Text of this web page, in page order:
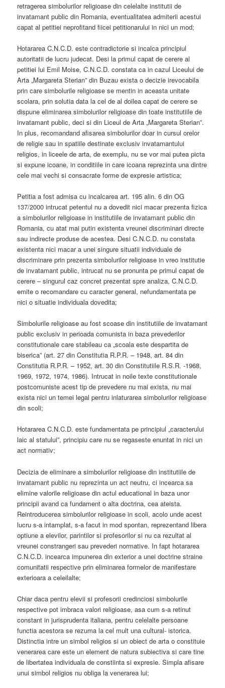
retragerea simbolurilor religioase din celelalte institutii de
invatamant public din Romania, eventualitatea admiterii acestui
capat al petitiei neprofitand fiicei petitionarului in nici un mod;
Hotararea C.N.C.D. este contradictorie si incalca principiul
autoritatii de lucru judecat. Desi la primul capat de cerere al
petitiei lui Emil Moise, C.N.C.D. constata ca in cazul Liceului de
Arta „Margareta Sterian” din Buzau exista o decizie irevocabila
prin care simbolurile religioase se mentin in aceasta unitate
scolara, prin solutia data la cel de al doilea capat de cerere se
dispune eliminarea simbolurilor religioase din toate institutiile de
invatamant public, deci si din Liceul de Arta „Margareta Sterian”.
In plus, recomandand afisarea simbolurilor doar in cursul orelor
de religie sau in spatiile destinate exclusiv invatamantului
religios, in liceele de arta, de exemplu, nu se vor mai putea picta
si expune icoane, in conditiile in care icoana reprezinta una dintre
cele mai vechi si consacrate forme de expresie artistica;
Petitia a fost admisa cu incalcarea art. 195 alin. 6 din OG
137/2000 intrucat petentul nu a dovedit nici macar prezenta fizica
a simbolurilor religioase in institutiile de invatamant public din
Romania, cu atat mai putin existenta vreunei discriminari directe
sau indirecte produse de acestea. Desi C.N.C.D. nu constata
existenta nici macar a unei singure situatii individuale de
discriminare prin prezenta simbolurilor religioase in vreo institutie
de invatamant public, intrucat nu se pronunta pe primul capat de
cerere – singurul caz concret prezentat spre analiza, C.N.C.D.
emite o recomandare cu caracter general, nefundamentata pe
nici o situatie individuala dovedita;
Simbolurile religioase au fost scoase din institutiile de invatamant
public exclusiv in perioada comunista in baza prevederilor
constitutionale care stabileau ca „scoala este despartita de
biserica” (art. 27 din Constitutia R.P.R. – 1948, art. 84 din
Constitutia R.P.R. – 1952, art. 30 din Constitutiile R.S.R. -1968,
1969, 1972, 1974, 1986). Intrucat in noile texte constitutionale
postcomuniste acest tip de prevedere nu mai exista, nu mai
exista nici un temei legal pentru inlaturarea simbolurilor religioase
din scoli;
Hotararea C.N.C.D. este fundamentata pe principiul „caracterului
laic al statului”, principiu care nu se regaseste enuntat in nici un
act normativ;
Decizia de eliminare a simbolurilor religioase din institutiile de
invatamant public nu reprezinta un act neutru, ci incearca sa
elimine valorile religioase din actul educational in baza unor
principii avand ca fundament o alta doctrina, cea ateista.
Reintroducerea simbolurilor religioase in scoli, acolo unde acest
lucru s-a intamplat, s-a facut in mod spontan, reprezentand libera
optiune a elevilor, parintilor si profesorilor si nu ca rezultat al
vreunei constrangeri sau prevederi normative. In fapt hotararea
C.N.C.D. incearca impunerea din exterior a unei doctrine straine
comunitatii respective prin eliminarea formelor de manifestare
exterioara a celeilalte;
Chiar daca pentru elevii si profesorii credinciosi simbolurile
respective pot imbraca valori religioase, asa cum s-a retinut
constant in jurisprudenta italiana, pentru celelalte persoane
functia acestora se rezuma la cel mult una cultural- istorica.
Distinctia intre un simbol religios si un obiect de arta o constituie
venerarea care este un element de natura subiectiva si care tine
de libertatea individuala de constiinta si expresie. Simpla afisare
unui simbol religios nu obliga la venerarea lui;